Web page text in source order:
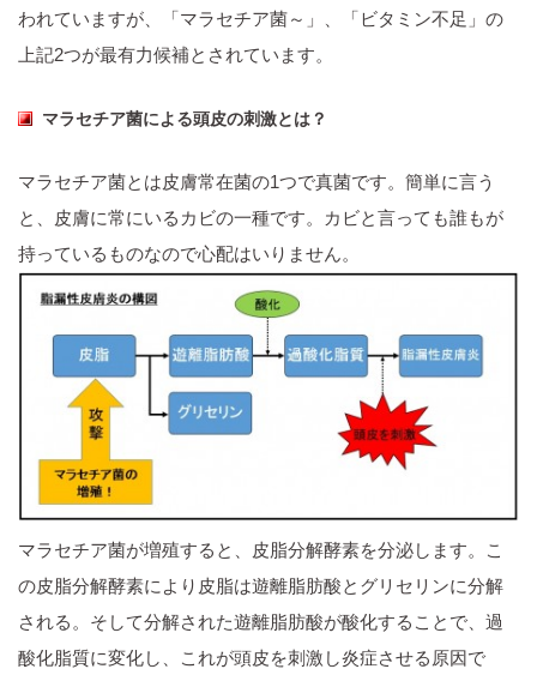
われていますが、「マラセチア菌～」、「ビタミン不足」の
上記2つが最有力候補とされています。
マラセチア菌による頭皮の刺激とは？
マラセチア菌とは皮膚常在菌の1つで真菌です。簡単に言う
と、皮膚に常にいるカビの一種です。カビと言っても誰もが
持っているものなので心配はいりません。
マラセチア菌が増殖すると、皮脂分解酵素を分泌します。こ
の皮脂分解酵素により皮脂は遊離脂肪酸とグリセリンに分解
される。そして分解された遊離脂肪酸が酸化することで、過
酸化脂質に変化し、これが頭皮を刺激し炎症させる原因で